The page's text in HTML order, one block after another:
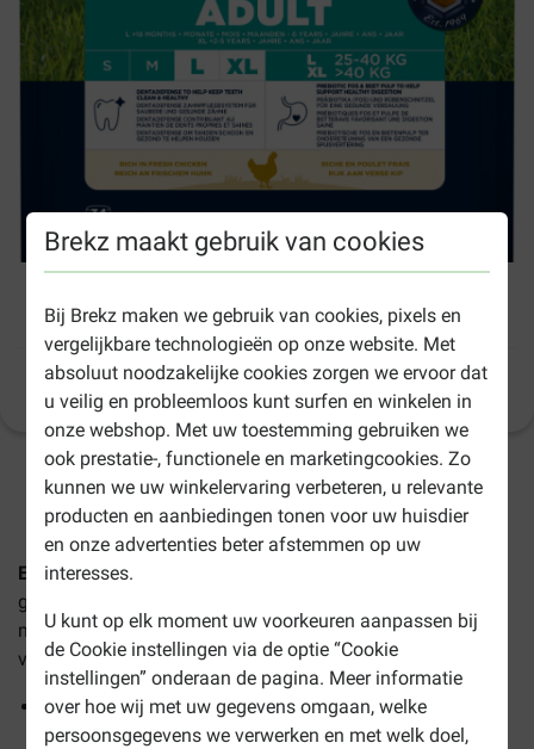
Brekz maakt gebruik van cookies
Bij Brekz maken we gebruik van cookies, pixels en
vergelijkbare technologieën op onze website. Met
absoluut noodzakelijke cookies zorgen we ervoor dat
u veilig en probleemloos kunt surfen en winkelen in
onze webshop. Met uw toestemming gebruiken we
ook prestatie-, functionele en marketingcookies. Zo
kunnen we uw winkelervaring verbeteren, u relevante
producten en aanbiedingen tonen voor uw huisdier
en onze advertenties beter afstemmen op uw
interesses.
U kunt op elk moment uw voorkeuren aanpassen bij
de Cookie instellingen via de optie “Cookie
instellingen” onderaan de pagina. Meer informatie
over hoe wij met uw gegevens omgaan, welke
persoonsgegevens we verwerken en met welk doel,
Eukanuba Adult Large kip hondenvoer
390 ) Productinformatie
1-3 werkdagen levertijd, tenzij anders aangegeven
Eukanuba Adult Large / Extra Large kip hondenvoer
geschikt voor volwassen honden van grote rassen van 18
maanden tot 6 jaar oud en honden van zeer grote rassen
van 2 tot 5 jaar oud.
Prebiotische FOS en bietenpulp dragen bij aan een
gezonde spijsvertering